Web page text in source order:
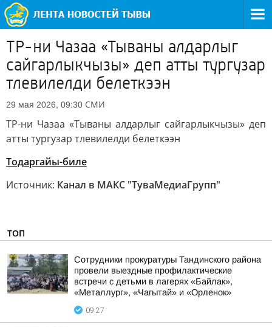
ТР-ни Чазаа «Тываны алдарлыг
сайгарлыкчызы» деп атты тургузар
тлевилелди белеткээн
29 мая 2026, 09:30 СМИ
ТР-ни Чазаа «Тываны алдарлыг сайгарлыкчызы» деп
атты тургузар тлевилелди белеткээн
Тодаргайы-биле
Источник: Канал в МАКС "ТуваМедиаГрупп"
ТОП
Сотрудники прокуратуры Тандинского района
провели выездные профилактические
встречи с детьми в лагерях «Байлак»,
«Металлург», «Чагытай» и «Орленок»
09:27